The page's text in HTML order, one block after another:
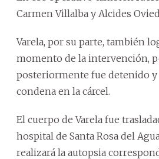
Carmen Villalba y Alcides
Varela, por su parte, también
momento de la intervención,
posteriormente fue detenido
condena en la cárcel.
El cuerpo de Varela fue
hospital de Santa Rosa del
realizará la autopsia